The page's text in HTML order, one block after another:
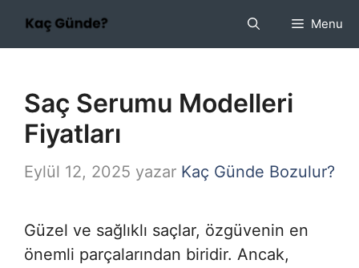
Menu
Saç Serumu Modelleri
Fiyatları
Eylül 12, 2025 yazar Kaç Günde Bozulur?
Güzel ve sağlıklı saçlar, özgüvenin en
önemli parçalarından biridir. Ancak,